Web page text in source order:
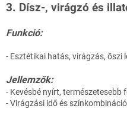
3. Dísz-, virágzó és
Funkció:
- Esztétikai hatás, virágzás, őszi
Jellemzők:
- Kevésbé nyírt, természetesebb
- Virágzási idő és